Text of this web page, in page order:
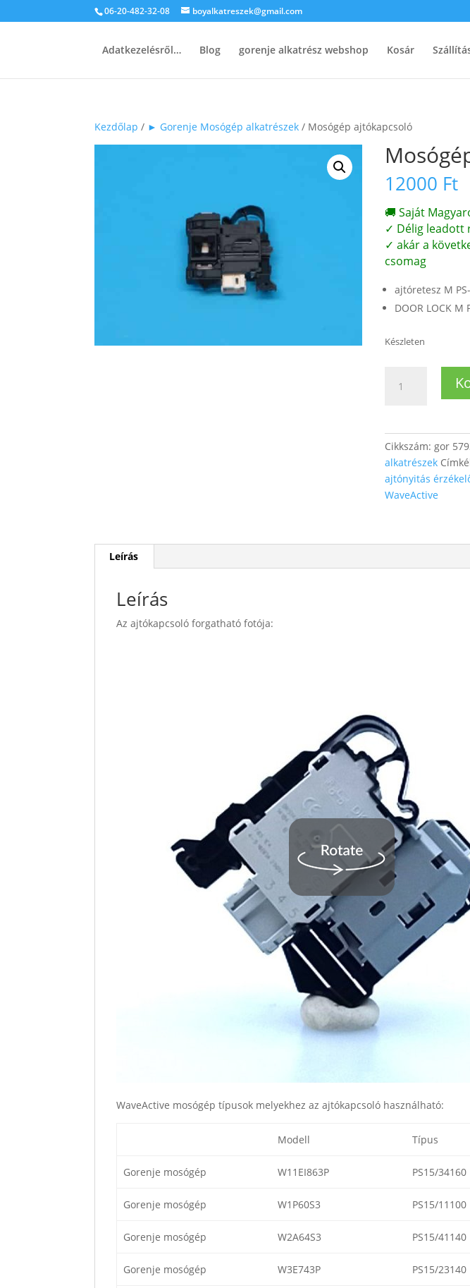
06-20-482-32-08 boyalkatreszek@gmail.com
Adatkezelésről… Blog gorenje alkatrész webshop Kosár
Kezdőlap / ► Gorenje Mosógép alkatrészek / Mosógép ajtókapcsoló
12000 Ft
🚚 Saját
✓ Délig leadott
✓ akár a
csomag
ajtóretesz M
DOOR LOCK M
Készleten
ajtókapcsoló
Cikkszám:gor
alkatrészek
ajtónyitás
WaveActive
Leírás
Leírás
Az ajtókapcsoló forgatható fotója:
WaveActive mosógép típusok melyekhez az ajtókapcsoló használható:
Modell Típus
Gorenje mosógép W11EI863P PS15/34160
Gorenje mosógép W1P60S3 PS15/11100
Gorenje mosógép W2A64S3 PS15/41140
Gorenje mosógép W3E743P PS15/23140